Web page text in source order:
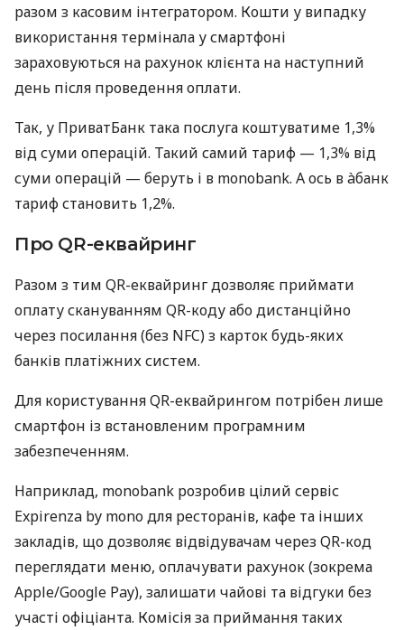
разом з касовим інтегратором. Кошти у випадку
використання термінала у смартфоні
зараховуються на рахунок клієнта на наступний
день після проведення оплати.
Так, у ПриватБанк така послуга коштуватиме 1,3%
від суми операцій. Такий самий тариф — 1,3% від
суми операцій — беруть і в monobank. А ось в àбанк
тариф становить 1,2%.
Про QR-еквайринг
Разом з тим QR-еквайринг дозволяє приймати
оплату скануванням QR-коду або дистанційно
через посилання (без NFC) з карток будь-яких
банків платіжних систем.
Для користування QR-еквайрингом потрібен лише
смартфон із встановленим програмним
забезпеченням.
Наприклад, monobank розробив цілий сервіс
Expirenza by mono для ресторанів, кафе та інших
закладів, що дозволяє відвідувачам через QR-код
переглядати меню, оплачувати рахунок (зокрема
Apple/Google Pay), залишати чайові та відгуки без
участі офіціанта. Комісія за приймання таких